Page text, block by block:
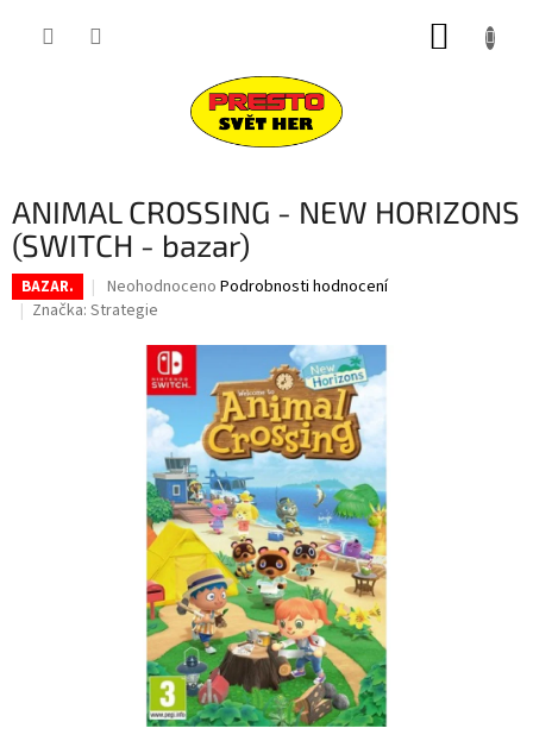
ANIMAL CROSSING - NEW HORIZONS
(SWITCH - bazar)
BAZAR.
Průměrné
hodnocení
hvězdiček.
Neohodnoceno Podrobnosti hodnocení
Značka: Strategie